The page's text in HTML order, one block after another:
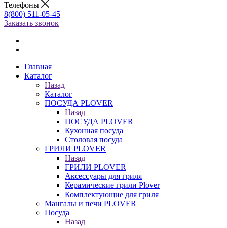
Телефоны
8(800) 511-05-45
Заказать звонок
Главная
Каталог
Назад
Каталог
ПОСУДА PLOVER
Назад
ПОСУДА PLOVER
Кухонная посуда
Столовая посуда
ГРИЛИ PLOVER
Назад
ГРИЛИ PLOVER
Аксессуары для гриля
Керамические грили Plover
Комплектующие для гриля
Мангалы и печи PLOVER
Посуда
Назад